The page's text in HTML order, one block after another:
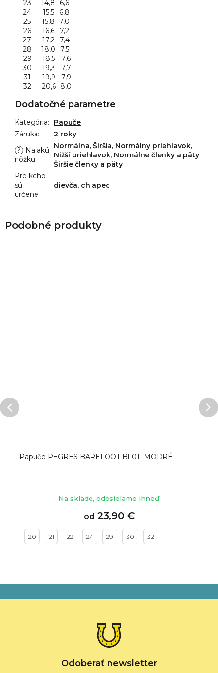
23 14,8
6,6
24
15,5
6,8
25
15,8
7,0
26
16,6
7,2
27
17,2
7,4
28
18,0
7,5
29
18,5
7,6
30
19,3
7,7
31
19,9
7,9
32
20,6 8,0
Dodatočné parametre
Kategória:
Papuče
Záruka:
2 roky
?
Na akú
nôžku:
Normálna, Širšia, Normálny priehlavok,
Nižší priehlavok, Normálne členky a päty,
Širšie členky a päty
Pre koho
sú
určené:
dievča, chlapec
Papuče PEGRES BAREFOOT BF01- MODRÉ
Na sklade, odosielame ihneď
od 23,90 €
20 21 22 24 29 30 32
á
Odoberať newsletter